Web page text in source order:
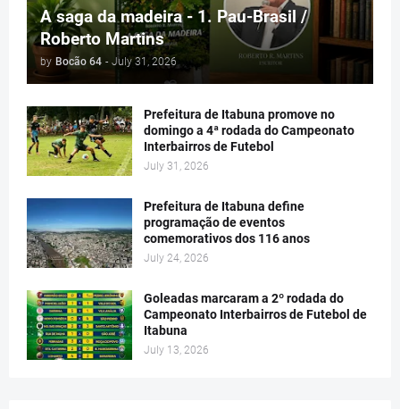
A saga da madeira - 1. Pau-Brasil /
Roberto Martins
by Bocão 64 - July 31, 2026
Prefeitura de Itabuna promove no
domingo a 4ª rodada do Campeonato
Interbairros de Futebol
July 31, 2026
Prefeitura de Itabuna define
programação de eventos
comemorativos dos 116 anos
July 24, 2026
Goleadas marcaram a 2º rodada do
Campeonato Interbairros de Futebol de
Itabuna
July 13, 2026